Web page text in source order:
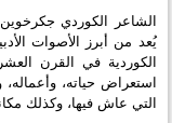
يُعد من أبرز الأصوات
الكوردية في القرن
استعراض حياته، وأعماله،
التي عاش فيها، وكذلك